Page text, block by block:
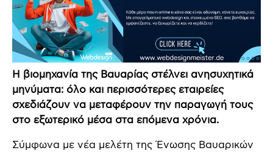
Η βιομηχανία της Βαυαρίας στέλνει ανησυχητικά
μηνύματα: όλο και περισσότερες εταιρείες
σχεδιάζουν να μεταφέρουν την παραγωγή τους
στο εξωτερικό μέσα στα επόμενα χρόνια.
Σύμφωνα με νέα μελέτη της Ένωσης Βαυαρικών